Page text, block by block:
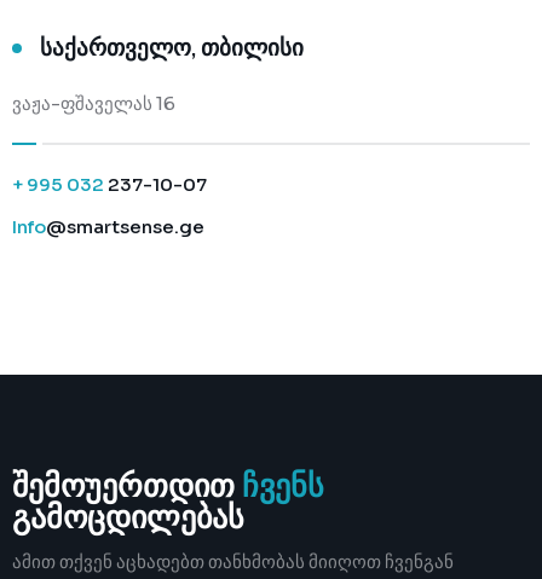
საქართველო, თბილისი
ვაჟა-ფშაველას 16
+ 995 032 237-10-07
Info@smartsense.ge
შემოუერთდით ჩვენს
გამოცდილებას
ამით თქვენ აცხადებთ თანხმობას მიიღოთ ჩვენგან